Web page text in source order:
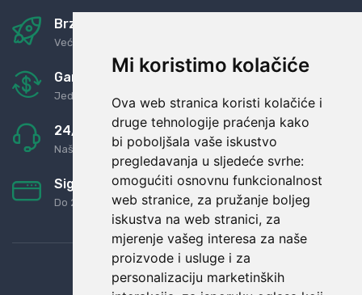
Mi koristimo kolačiće
Ova web stranica koristi kolačiće i
druge tehnologije praćenja kako
bi poboljšala vaše iskustvo
pregledavanja u sljedeće svrhe:
omogućiti osnovnu funkcionalnost
web stranice, za pružanje boljeg
iskustva na web stranici, za
mjerenje vašeg interesa za naše
proizvode i usluge i za
personalizaciju marketinških
Brza i sigurna dostava
Već za nekoliko dana kod vas
Garancija u povrat novaca
Jednostavno pravilo: Roba za novac
24/7 odlična podrška
Naši agenti uvijek na raspolaganju
Sigurno obročno plaćanje
Do 24 rata bez kamata